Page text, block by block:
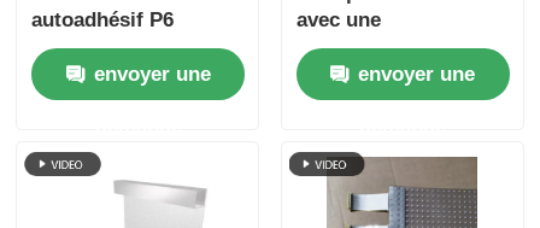
autoadhésif P6
collant 240 mmx1000
mm Facile à installer
Panneau d'affichage
envoyer une
avec une
transparence de
quatre-vingt-dix pour
cent et un film
une intégration
transparente sur les
façades en verre
envoyer une